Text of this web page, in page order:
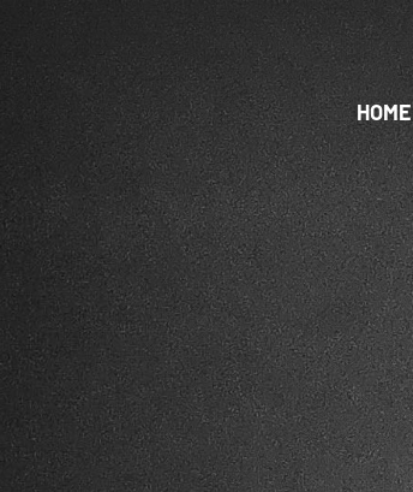
HOME